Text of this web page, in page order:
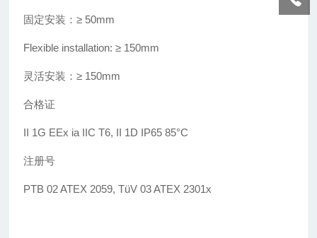
固定安装 ：≥ 50mm
Flexible installation: ≥ 150mm
灵活安装：≥ 150mm
合格证
II 1G EEx ia IIC T6, II 1D IP65 85°C
注册号
PTB 02 ATEX 2059, TüV 03 ATEX 2301x